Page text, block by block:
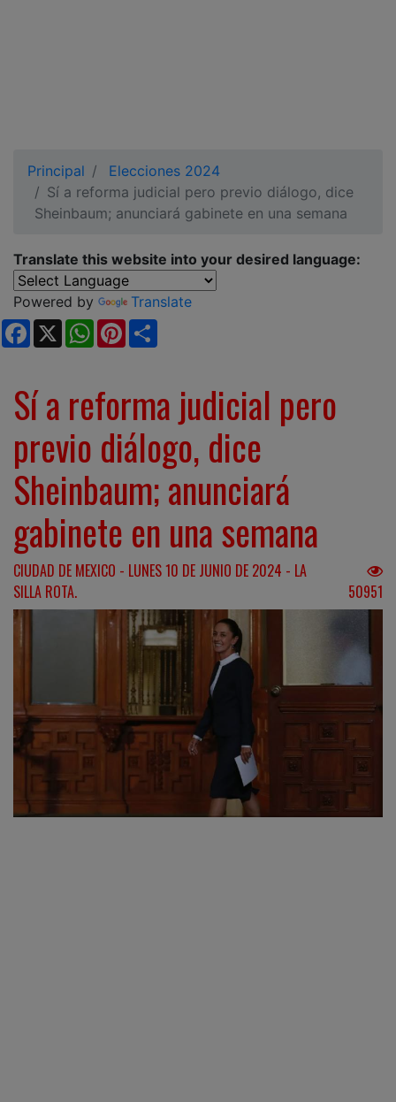
Principal
Elecciones 2024
Sí a reforma judicial pero previo diálogo, dice
Sheinbaum; anunciará gabinete en una semana
Translate this website into your desired language:
Powered by
Translate
Facebook
X WhatsApp
Pinterest
Sí a reforma judicial pero
previo diálogo, dice
Sheinbaum; anunciará
gabinete en una semana
CIUDAD DE MEXICO - LUNES 10 DE JUNIO DE 2024 - LA
SILLA ROTA.
50951